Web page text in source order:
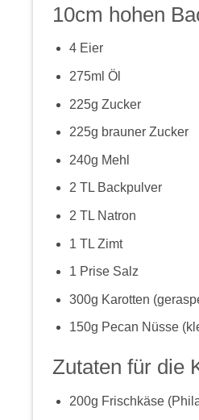
10cm hohen
4 Eier
275ml Öl
225g Zucker
225g brauner Zucker
240g Mehl
2 TL Backpulver
2 TL Natron
1 TL Zimt
1 Prise Salz
300g Karotten
150g Pecan Nüsse
Zutaten für die
200g Frischkäse